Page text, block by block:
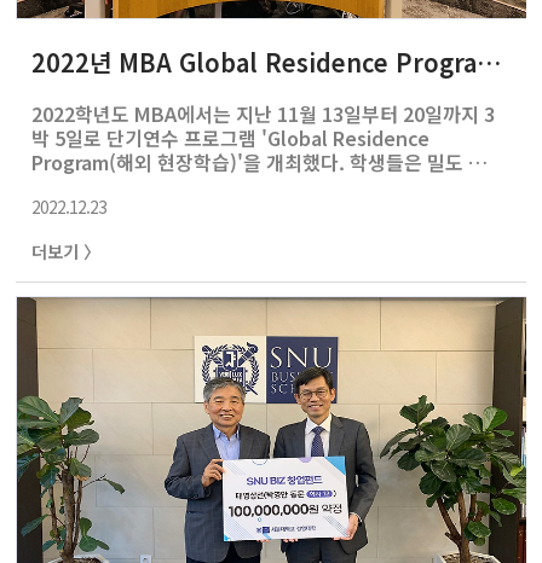
2022년 MBA Global Residence Program(GRP) 개최
2022학년도 MBA에서는 지난 11월 13일부터 20일까지 3
박 5일로 단기연수 프로그램 'Global Residence
Program(해외 현장학습)'을 개최했다. 학생들은 밀도 있는
로젝트를 통해 네트워크를 쌓을 수 있었다. Singapore
Communicating Across Cultures and
Constituencies, Macro Economics 등의 강의를 수강
했으며, 기업 방문 활동으로 Ten Square와 G&M
Pte.Ltd를 견학하였다. 참가 학생들은 이번 GRP 프로그램
을 통해 "싱가포르에 대한 이해를 높일 수 있었고 뜻깊은 경
험을 할 수 있도록 배려해 주..
2022.12.23
더보기 〉